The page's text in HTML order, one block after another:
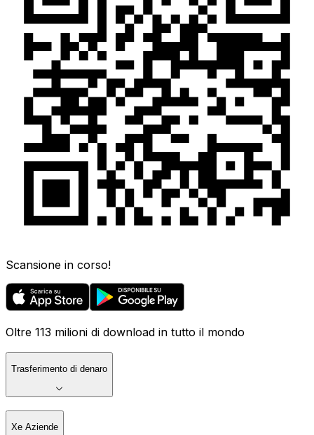
Scansione in corso!
Oltre 113 milioni di download in tutto il mondo
Trasferimento di denaro
Xe Aziende